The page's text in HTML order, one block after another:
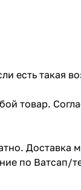
есть такая
товар.
по Ватсап/